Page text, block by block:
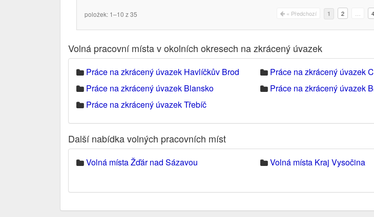
položek: 1–10 z 35 « Předchozí 1 2 4
Volná pracovní místa v okolních okresech na zkrácený úvazek
Práce na zkrácený úvazek Havlíčkův Brod Práce na zkrácený úvazek
Práce na zkrácený úvazek Blansko
Práce na zkrácený úvazek
Práce na zkrácený úvazek Třebíč
Další nabídka volných pracovních míst
Volná místa Žďár nad Sázavou Volná místa Kraj Vysočina